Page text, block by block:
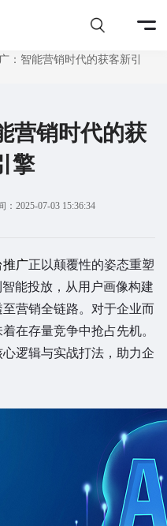
：智能营销时代的获客新引
营销时代的获
擎
：2025-07-03 15:36:34
推广正以颠覆性的姿态重塑
能投放，从用户画像构建
营销全链路。对于企业而
在存量竞争中抢占先机。
逻辑与实战打法，助力企